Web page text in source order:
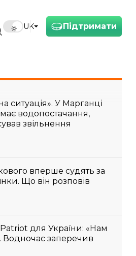
Підтримати
UK
ситуація». У Марганці
водопостачання,
звільнення
вперше судять за
Що він розповів
для України: «Нам
Водночас заперечив